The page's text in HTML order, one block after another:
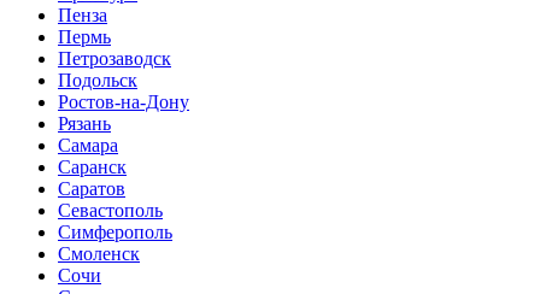
Пенза
Пермь
Петрозаводск
Подольск
Ростов-на-Дону
Рязань
Самара
Саранск
Саратов
Севастополь
Симферополь
Смоленск
Сочи